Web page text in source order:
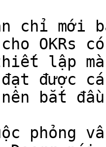
chỉ
OKRs
lập mà
đạt được
bắt đầu
phỏng